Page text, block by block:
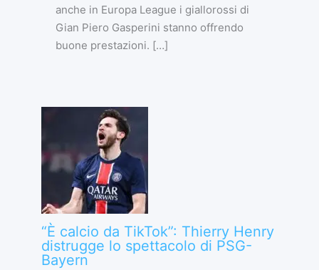
anche in Europa League i giallorossi di
Gian Piero Gasperini stanno offrendo
buone prestazioni. […]
“È calcio da TikTok”: Thierry Henry
distrugge lo spettacolo di PSG-
Bayern